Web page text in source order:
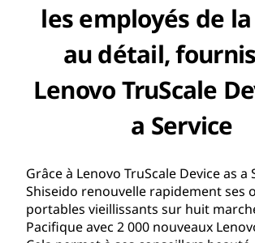
les employés de
au détail,
Lenovo TruScale
a Service
Grâce à Lenovo TruScale Device as a
Shiseido renouvelle rapidement ses
portables vieillissants sur huit
Pacifique avec 2 000 nouveaux